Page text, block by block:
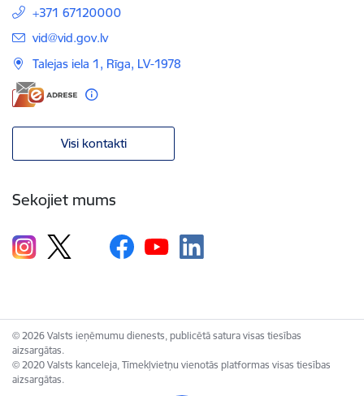
+371 67120000
E-pasts:
vid@vid.gov.lv
Talejas iela 1, Rīga, LV-1978
Visi kontakti
Sekojiet mums
© 2026 Valsts ieņēmumu dienests, publicētā satura visas tiesības
aizsargātas.
© 2020 Valsts kanceleja, Tīmekļvietņu vienotās platformas visas tiesības
aizsargātas.